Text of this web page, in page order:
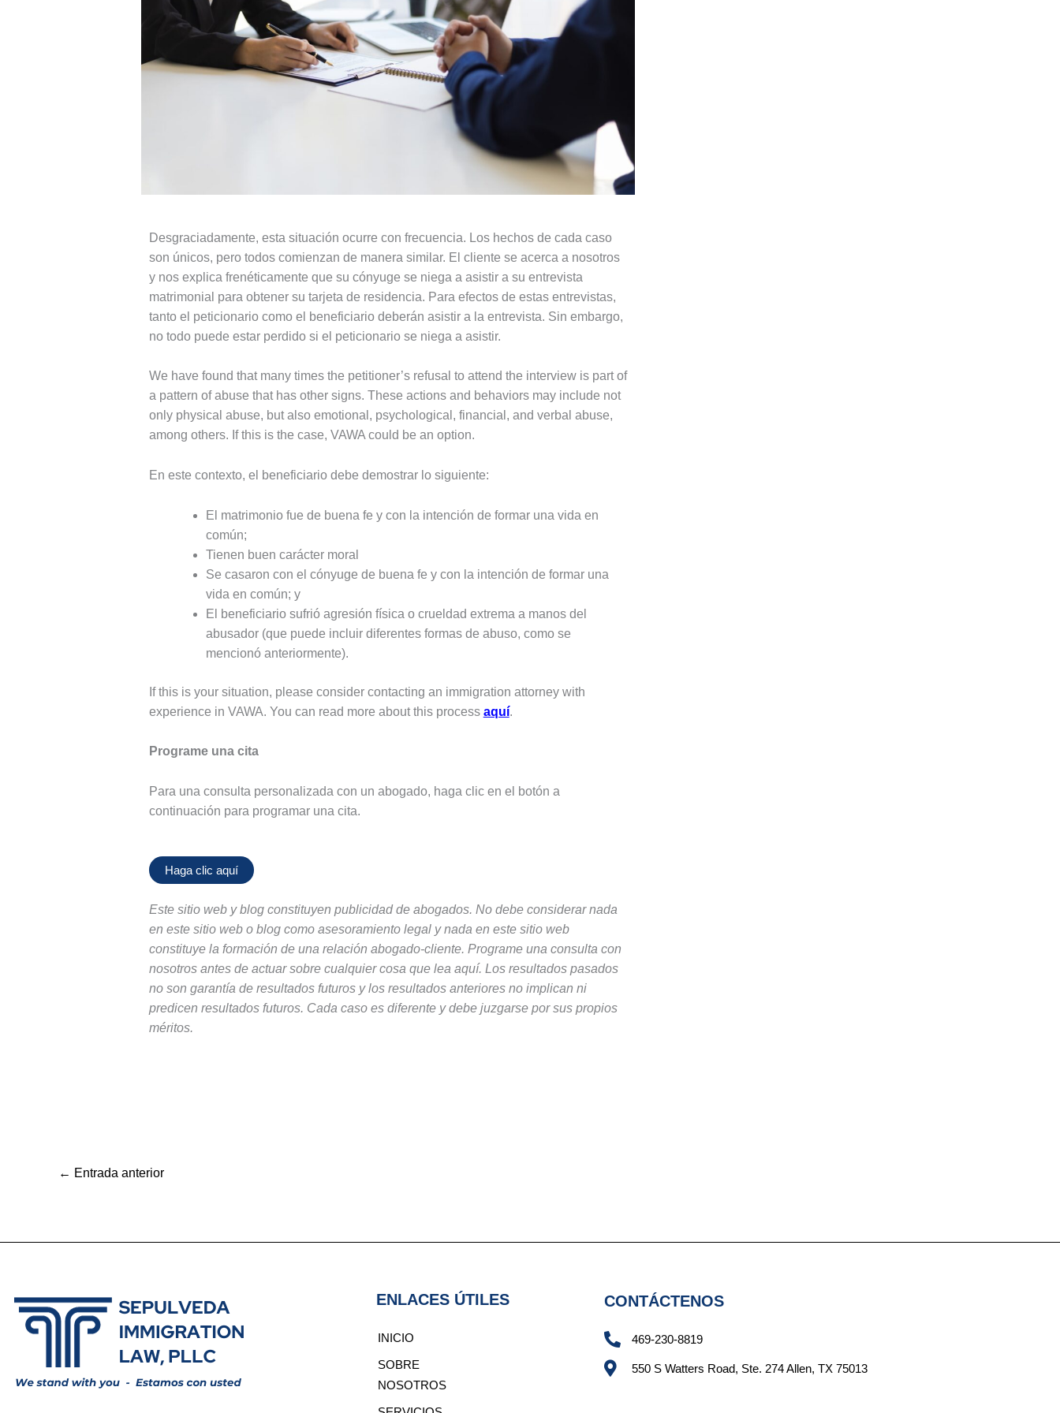
Desgraciadamente, esta situación ocurre con frecuencia. Los hechos de cada caso
son únicos, pero todos comienzan de manera similar. El cliente se acerca a nosotros
y nos explica frenéticamente que su cónyuge se niega a asistir a su entrevista
matrimonial para obtener su tarjeta de residencia. Para efectos de estas entrevistas,
tanto el peticionario como el beneficiario deberán asistir a la entrevista. Sin embargo,
no todo puede estar perdido si el peticionario se niega a asistir.
We have found that many times the petitioner’s refusal to attend the interview is part of
a pattern of abuse that has other signs. These actions and behaviors may include not
only physical abuse, but also emotional, psychological, financial, and verbal abuse,
among others. If this is the case, VAWA could be an option.
En este contexto, el beneficiario debe demostrar lo siguiente:
El matrimonio fue de buena fe y con la intención de formar una vida en
común;
Tienen buen carácter moral
Se casaron con el cónyuge de buena fe y con la intención de formar una
vida en común; y
El beneficiario sufrió agresión física o crueldad extrema a manos del
abusador (que puede incluir diferentes formas de abuso, como se
mencionó anteriormente).
If this is your situation, please consider contacting an immigration attorney with
experience in VAWA. You can read more about this process aquí.
Programe una cita
Para una consulta personalizada con un abogado, haga clic en el botón a
continuación para programar una cita.
Haga clic aquí
Este sitio web y blog constituyen publicidad de abogados. No debe considerar nada
en este sitio web o blog como asesoramiento legal y nada en este sitio web
constituye la formación de una relación abogado-cliente. Programe una consulta con
nosotros antes de actuar sobre cualquier cosa que lea aquí. Los resultados pasados ​​
no son garantía de resultados futuros y los resultados anteriores no implican ni
predicen resultados futuros. Cada caso es diferente y debe juzgarse por sus propios
méritos.
← Entrada anterior
ENLACES ÚTILES
INICIO
SOBRE
NOSOTROS
CONTÁCTENOS
469-230-8819
550 S Watters Road, Ste. 274 Allen, TX 75013